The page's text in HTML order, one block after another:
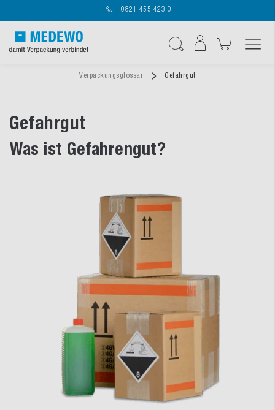
0821 455 423 0
Verpackungsglossar Gefahrgut
Gefahrgut
Was ist Gefahrengut?